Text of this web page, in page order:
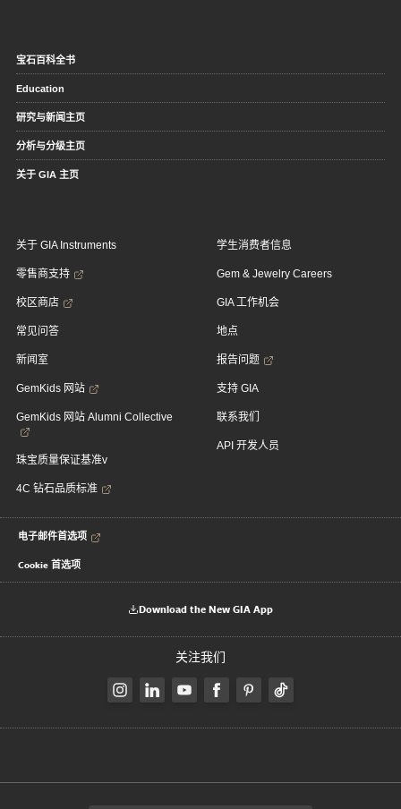
宝石百科全书
Education
研究与新闻主页
分析与分级主页
关于 GIA 主页
关于 GIA Instruments
零售商支持
校区商店
常见问答
新闻室
GemKids 网站
GemKids 网站 Alumni Collective
珠宝质量保证基准v
4C 钻石品质标准
学生消费者信息
Gem & Jewelry Careers
GIA 工作机会
地点
报告问题
支持 GIA
联系我们
API 开发人员
电子邮件首选项
Cookie 首选项
Download the New GIA App
关注我们